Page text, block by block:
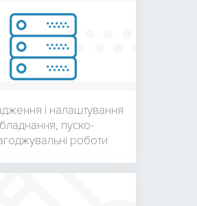
і налаштування
пуско-
роботи